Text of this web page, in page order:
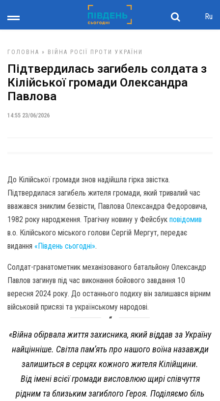
Ru
ГОЛОВНА » ВІЙНА РОСІЇ ПРОТИ УКРАЇНИ
Підтвердилась загибель солдата з
Кілійської громади Олександра
Павлова
14:55 23/06/2026
До Кілійської громади знов надійшла гірка звістка.
Підтвердилася загибель жителя громади, який тривалий час
вважався зниклим безвісти, Павлова Олександра Федоровича,
1982 року народження. Трагічну новину у Фейсбук повідомив
в.о. Кілійського міського голови Сергій Мергут, передає
видання «Південь сьогодні».
Солдат-гранатометник механізованого батальйону Олександр
Павлов загинув під час виконання бойового завдання 10
вересня 2024 року. До останнього подиху він залишався вірним
військовій присязі та українському народові.
«Війна обірвала життя захисника, який віддав за Україну
найцінніше. Світла пам’ять про нашого воїна назавжди
залишиться в серцях кожного жителя Кілійщини.
Від імені всієї громади висловлюю щирі співчуття
рідним та близьким загиблого Героя. Поділяємо біль